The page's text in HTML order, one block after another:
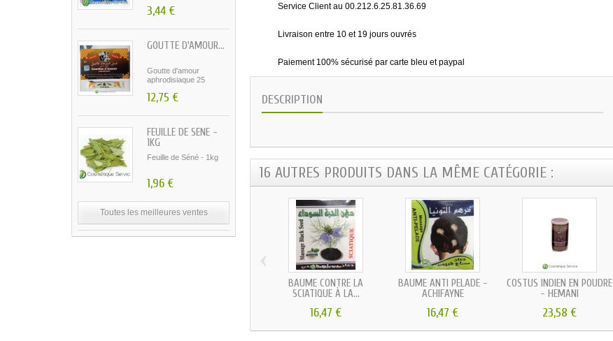
3,44 €
GOUTTE D'AMOUR...
Goutte d'amour
aphrodisiaque 25
12,75 €
FEUILLE DE SÉNÉ -
1KG
Feuille de Séné - 1kg
1,96 €
Toutes les meilleures ventes
Service Client au 00.212.6.25.81.36.69
Livraison entre 10 et 19 jours ouvrés
Paiement 100% sécurisé par carte bleu et paypal
DESCRIPTION
16 AUTRES PRODUITS DANS LA MÊME CATÉGORIE :
BAUME CONTRE LA
SCIATIQUE À LA...
16,47 €
BAUME ANTI PELADE -
ACHIFAYNE
16,47 €
COSTUS INDIEN EN POUDRE
- HEMANI
23,58 €